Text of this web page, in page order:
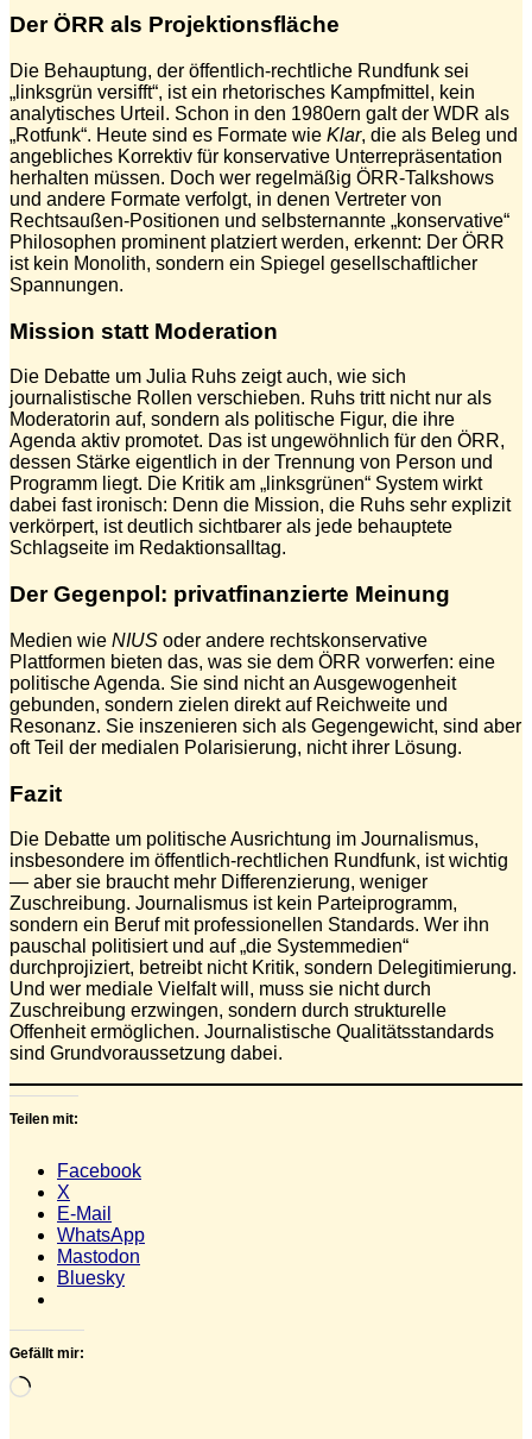
Der ÖRR als Projektionsfläche
Die Behauptung, der öffentlich-rechtliche Rundfunk sei
„linksgrün versifft“, ist ein rhetorisches Kampfmittel, kein
analytisches Urteil. Schon in den 1980ern galt der WDR als
„Rotfunk“. Heute sind es Formate wie Klar, die als Beleg und
angebliches Korrektiv für konservative Unterrepräsentation
herhalten müssen. Doch wer regelmäßig ÖRR-Talkshows
und andere Formate verfolgt, in denen Vertreter von
Rechtsaußen-Positionen und selbsternannte „konservative“
Philosophen prominent platziert werden, erkennt: Der ÖRR
ist kein Monolith, sondern ein Spiegel gesellschaftlicher
Spannungen.
Mission statt Moderation
Die Debatte um Julia Ruhs zeigt auch, wie sich
journalistische Rollen verschieben. Ruhs tritt nicht nur als
Moderatorin auf, sondern als politische Figur, die ihre
Agenda aktiv promotet. Das ist ungewöhnlich für den ÖRR,
dessen Stärke eigentlich in der Trennung von Person und
Programm liegt. Die Kritik am „linksgrünen“ System wirkt
dabei fast ironisch: Denn die Mission, die Ruhs sehr explizit
verkörpert, ist deutlich sichtbarer als jede behauptete
Schlagseite im Redaktionsalltag.
Der Gegenpol: privatfinanzierte Meinung
Medien wie NIUS oder andere rechtskonservative
Plattformen bieten das, was sie dem ÖRR vorwerfen: eine
politische Agenda. Sie sind nicht an Ausgewogenheit
gebunden, sondern zielen direkt auf Reichweite und
Resonanz. Sie inszenieren sich als Gegengewicht, sind aber
oft Teil der medialen Polarisierung, nicht ihrer Lösung.
Fazit
Die Debatte um politische Ausrichtung im Journalismus,
insbesondere im öffentlich-rechtlichen Rundfunk, ist wichtig
— aber sie braucht mehr Differenzierung, weniger
Zuschreibung. Journalismus ist kein Parteiprogramm,
sondern ein Beruf mit professionellen Standards. Wer ihn
pauschal politisiert und auf „die Systemmedien“
durchprojiziert, betreibt nicht Kritik, sondern Delegitimierung.
Und wer mediale Vielfalt will, muss sie nicht durch
Zuschreibung erzwingen, sondern durch strukturelle
Offenheit ermöglichen. Journalistische Qualitätsstandards
sind Grundvoraussetzung dabei.
Teilen mit:
Facebook
X
E-Mail
WhatsApp
Mastodon
Bluesky
Gefällt mir:
Wird